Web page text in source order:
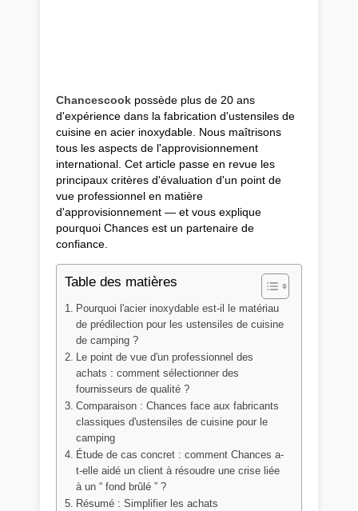
Chancescook possède plus de 20 ans
d'expérience dans la fabrication d'ustensiles de
cuisine en acier inoxydable. Nous maîtrisons
tous les aspects de l'approvisionnement
international. Cet article passe en revue les
principaux critères d'évaluation d'un point de
vue professionnel en matière
d'approvisionnement — et vous explique
pourquoi Chances est un partenaire de
confiance.
Table des matières
Pourquoi l'acier inoxydable est-il le matériau
de prédilection pour les ustensiles de cuisine
de camping ?
Le point de vue d'un professionnel des
achats : comment sélectionner des
fournisseurs de qualité ?
Comparaison : Chances face aux fabricants
classiques d'ustensiles de cuisine pour le
camping
Étude de cas concret : comment Chances a-
t-elle aidé un client à résoudre une crise liée
à un “ fond brûlé ” ?
Résumé : Simplifier les achats